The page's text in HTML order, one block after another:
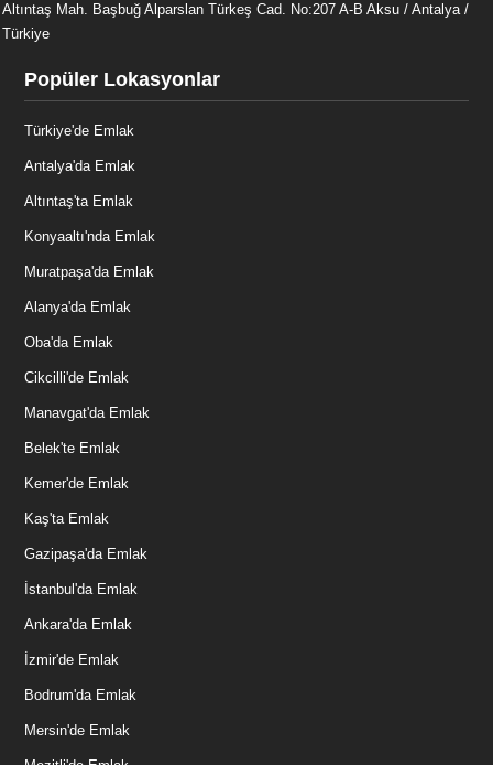
Altıntaş Mah. Başbuğ Alparslan Türkeş Cad. No:207 A-B Aksu / Antalya /
Türkiye
Popüler Lokasyonlar
Türkiye'de Emlak
Antalya'da Emlak
Altıntaş'ta Emlak
Konyaaltı'nda Emlak
Muratpaşa'da Emlak
Alanya'da Emlak
Oba'da Emlak
Cikcilli'de Emlak
Manavgat'da Emlak
Belek'te Emlak
Kemer'de Emlak
Kaş'ta Emlak
Gazipaşa'da Emlak
İstanbul'da Emlak
Ankara'da Emlak
İzmir'de Emlak
Bodrum'da Emlak
Mersin'de Emlak